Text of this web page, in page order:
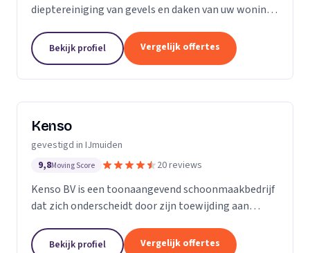
dieptereiniging van gevels en daken van uw woning
druk! Onze specialisatie? Het reinigen van
monumentale...
Bekijk profiel Vergelijk offertes
Kenso
gevestigd in IJmuiden
9,8Moving Score 20 reviews
Kenso BV is een toonaangevend schoonmaakbedrijf
dat zich onderscheidt door zijn toewijding aan
onze medewerkers ons visitekaartje zijn, daarom...
Bekijk profiel Vergelijk offertes